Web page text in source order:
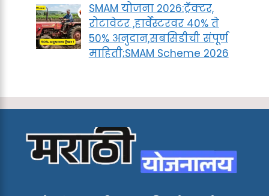
SMAM योजना 2026:ट्रॅक्टर,
रोटावेटर ,हार्वेस्टरवर 40% ते
50% अनुदान,सबसिडीची संपूर्ण
माहिती;SMAM Scheme 2026